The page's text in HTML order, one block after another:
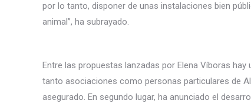
por lo tanto, disponer de unas instalaciones bien
animal”, ha subrayado.
Entre las propuestas lanzadas por Elena Víboras
tanto asociaciones como personas particulares de
asegurado. En segundo lugar, ha anunciado el